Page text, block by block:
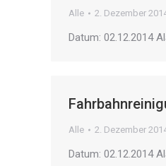
Alle 2. Dezember
Datum: 02.12.2014
Alle 2. Dezember
Datum: 02.12.2014